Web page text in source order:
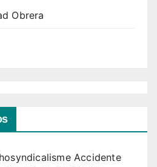
Obrera
Accidente